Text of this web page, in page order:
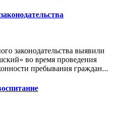
законодательства выявили
во время проведения
пребывания граждан...